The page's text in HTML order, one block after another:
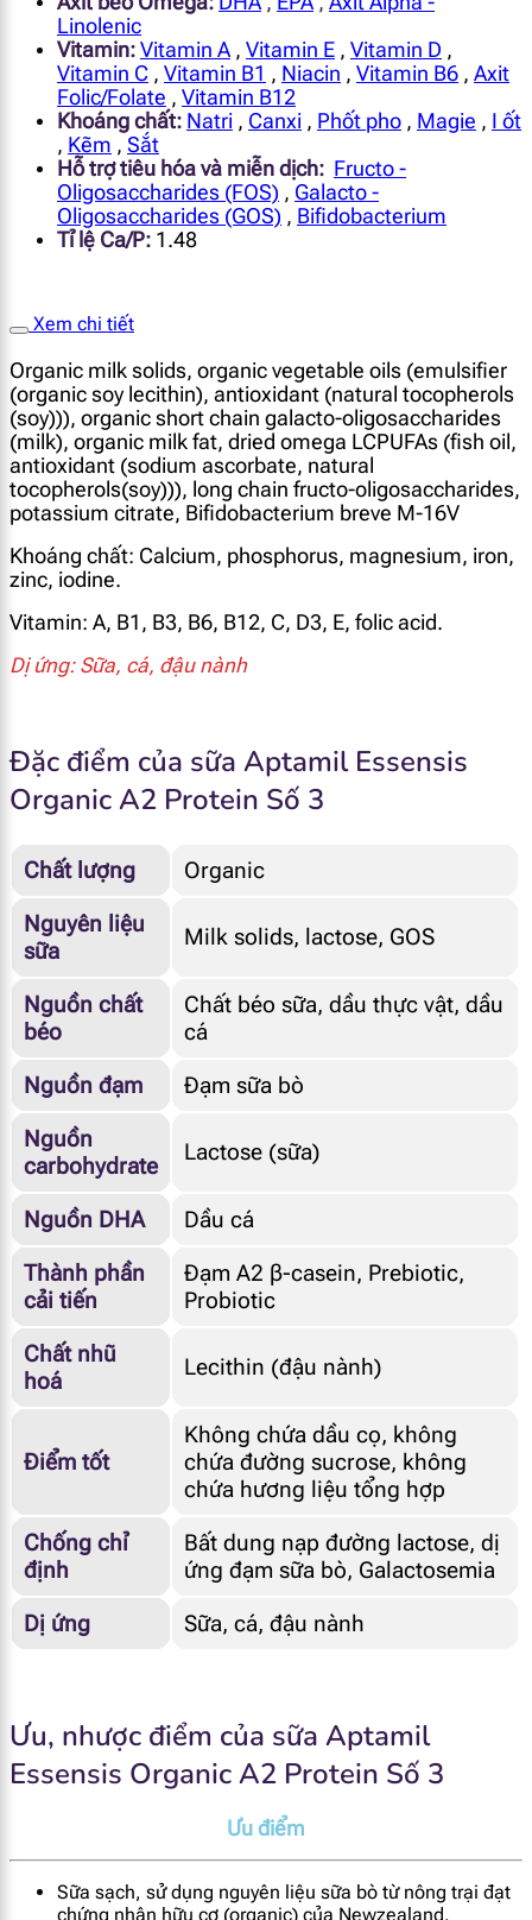
Linolenic
Vitamin: Vitamin A , Vitamin E , Vitamin D ,
Vitamin C , Vitamin B1 , Niacin , Vitamin B6 , Axit
Folic/Folate , Vitamin B12
Khoáng chất: Natri , Canxi , Phốt pho , Magie , I ốt
, Kẽm , Sắt
Hỗ trợ tiêu hóa và miễn dịch: Fructo -
Oligosaccharides (FOS) , Galacto -
Oligosaccharides (GOS) , Bifidobacterium
Tỉ lệ Ca/P: 1.48
Xem chi tiết
Organic milk solids, organic vegetable oils (emulsifier
(organic soy lecithin), antioxidant (natural tocopherols
(soy))), organic short chain galacto-oligosaccharides
(milk), organic milk fat, dried omega LCPUFAs (fish oil,
antioxidant (sodium ascorbate, natural
tocopherols(soy))), long chain fructo-oligosaccharides,
potassium citrate, Bifidobacterium breve M-16V
Khoáng chất: Calcium, phosphorus, magnesium, iron,
zinc, iodine.
Vitamin: A, B1, B3, B6, B12, C, D3, E, folic acid.
Dị ứng: Sữa, cá, đậu nành
Đặc điểm của sữa Aptamil Essensis
Organic A2 Protein Số 3
Chất lượng
Organic
Nguyên liệu
sữa
Milk solids, lactose, GOS
Nguồn chất
béo
Chất béo sữa, dầu thực vật, dầu
cá
Nguồn đạm
Đạm sữa bò
Nguồn
carbohydrate
Lactose (sữa)
Nguồn DHA
Dầu cá
Thành phần
cải tiến
Đạm A2 β-casein, Prebiotic,
Probiotic
Chất nhũ
hoá
Lecithin (đậu nành)
Điểm tốt
Không chứa dầu cọ, không
chứa đường sucrose, không
chứa hương liệu tổng hợp
Chống chỉ
định
Bất dung nạp đường lactose, dị
ứng đạm sữa bò, Galactosemia
Dị ứng
Sữa, cá, đậu nành
Ưu, nhược điểm của sữa Aptamil
Essensis Organic A2 Protein Số 3
Ưu điểm
Sữa sạch, sử dụng nguyên liệu sữa bò từ nông trại đạt
chứng nhận hữu cơ (organic) của Newzealand.